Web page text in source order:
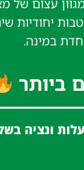
יחודיות
במינה.
ביותר
ונציה